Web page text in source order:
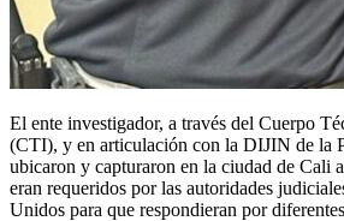
El ente investigador, a través del Cuerpo
(CTI), y en articulación con la DIJIN de la
ubicaron y capturaron en la ciudad de Cali
eran requeridos por las autoridades
Unidos para que respondieran por